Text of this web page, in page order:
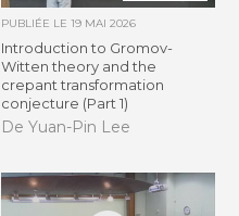
PUBLIÉE LE 19 MAI 2026
Introduction to Gromov-
Witten theory and the
crepant transformation
conjecture (Part 1)
De Yuan-Pin Lee